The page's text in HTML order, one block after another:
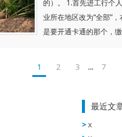
的）。 1.首先进工行
业所在地区改为“全部”
是要开通卡通的那个，
1 2 3 ... 7
最近文
x